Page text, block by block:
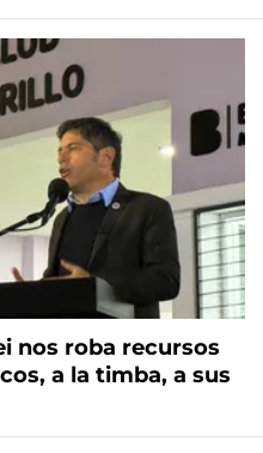
nos roba recursos
a la timba, a sus